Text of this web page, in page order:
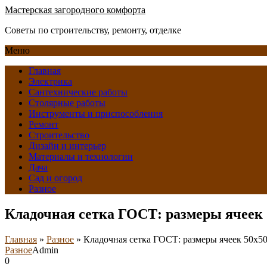
Мастерская загородного комфорта
Советы по строительству, ремонту, отделке
Меню
Главная
Электрика
Сантехнические работы
Столярные работы
Инструменты и приспособления
Ремонт
Строительство
Дизайн и интерьер
Материалы и технологии
Дача
Сад и огород
Разное
Кладочная сетка ГОСТ: размеры ячеек
Главная » Разное » Кладочная сетка ГОСТ: размеры ячеек
РазноеAdmin
0